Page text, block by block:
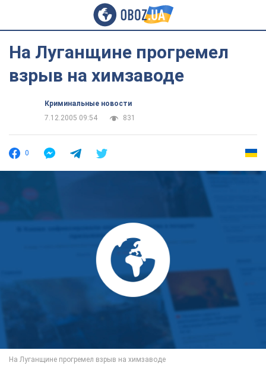
На Луганщине прогремел
взрыв на химзаводе
Криминальные новости
7.12.2005 09:54
831
0